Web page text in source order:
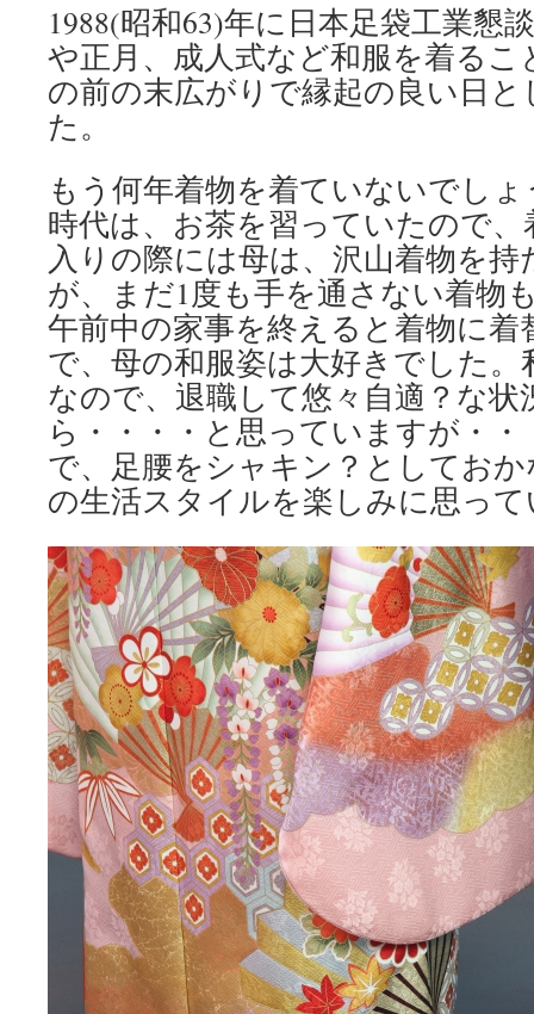
1988(昭和63)年に日本足袋工業懇
や正月、成人式など和服を着る
の前の末広がりで縁起の良い日と
た。
もう何年着物を着ていないでし
時代は、お茶を習っていたので
入りの際には母は、沢山着物を
が、まだ1度も手を通さない着物
午前中の家事を終えると着物に
で、母の和服姿は大好きでした
なので、退職して悠々自適？な状
ら・・・・と思っていますが・
で、足腰をシャキン？としてお
の生活スタイルを楽しみに思っ